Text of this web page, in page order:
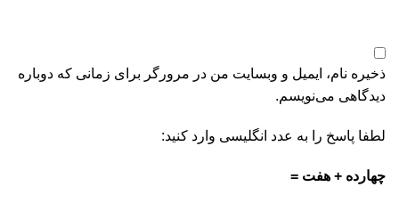
ذخیره نام، ایمیل و وبسایت من در مرورگر برای زمانی که دوباره
دیدگاهی می‌نویسم.
لطفا پاسخ را به عدد انگلیسی وارد کنید:
چهارده + هفت =